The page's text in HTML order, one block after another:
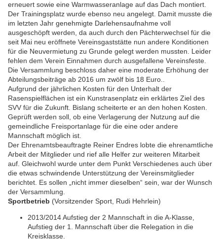
erneuert sowie eine Warmwasseranlage auf das Dach montiert.
Der Trainingsplatz wurde ebenso neu angelegt. Damit musste die
im letzten Jahr genehmigte Darlehensaufnahme voll
ausgeschöpft werden, da auch durch den Pächterwechsel für die
seit Mai neu eröffnete Vereinsgaststätte nun andere Konditionen
für die Neuvermietung zu Grunde gelegt werden mussten. Leider
fehlen dem Verein Einnahmen durch ausgefallene Vereinsfeste.
Die Versammlung beschloss daher eine moderate Erhöhung der
Abteilungsbeiträge ab 2016 um zwölf bis 18 Euro..
Aufgrund der jährlichen Kosten für den Unterhalt der
Rasenspielflächen ist ein Kunstrasenplatz ein erklärtes Ziel des
SVV für die Zukunft. Bislang scheiterte er an den hohen Kosten.
Geprüft werden soll, ob eine Verlagerung der Nutzung auf die
gemeindliche Freisportanlage für die eine oder andere
Mannschaft möglich ist.
Der Ehrenamtsbeauftragte Reiner Endres lobte die ehrenamtliche
Arbeit der Mitglieder und rief alle Helfer zur weiteren Mitarbeit
auf. Gleichwohl wurde unter dem Punkt Verschiedenes auch über
die etwas schwindende Unterstützung der Vereinsmitglieder
berichtet. Es sollen „nicht immer dieselben“ sein, war der Wunsch
der Versammlung.
Sportbetrieb (Vorsitzender Sport, Rudi Hehrlein)
2013/2014 Aufstieg der 2 Mannschaft in die A-Klasse,
Aufstieg der 1. Mannschaft über die Relegation in die
Kreisklasse.